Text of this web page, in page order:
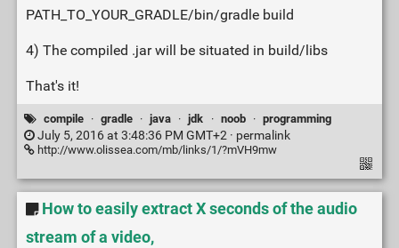
PATH_TO_YOUR_GRADLE/bin/gradle build
4) The compiled .jar will be situated in build/libs
That's it!
compile · gradle · java · jdk · noob · programming
July 5, 2016 at 3:48:36 PM GMT+2 · permalink
http://www.olissea.com/mb/links/1/?mVH9mw
How to easily extract X seconds of the audio
stream of a video,